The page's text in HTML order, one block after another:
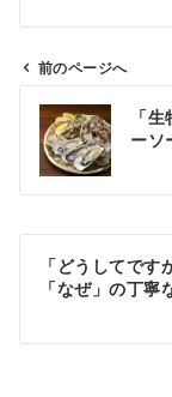
ビ
ン
前のページへ
「
ーソ
「どうしてで
「なぜ」の丁寧